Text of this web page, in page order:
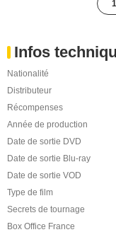
Infos
Nationalité
Distributeur
Récompenses
Année de production
Date de sortie DVD
Date de sortie Blu-ray
Date de sortie VOD
Type de film
Secrets de tournage
Box Office France